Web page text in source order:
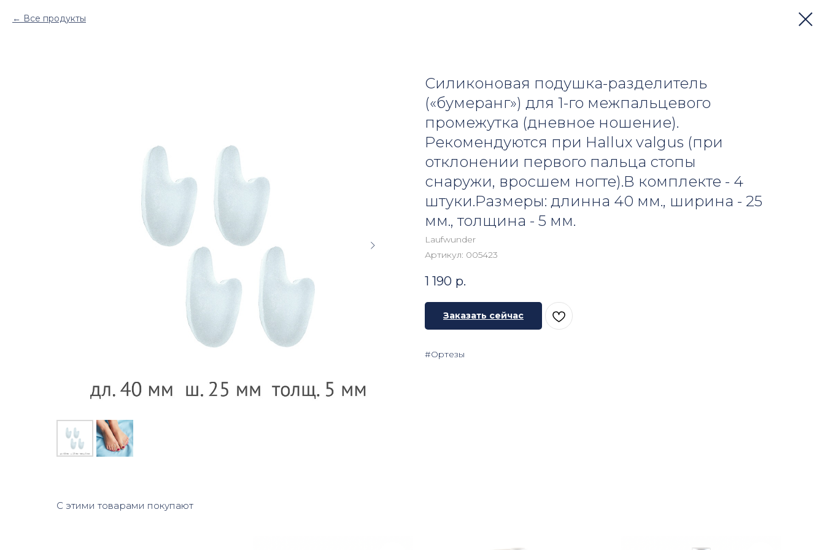
Все продукты
Силиконовая подушка-разделитель
(«бумеранг») для 1-го межпальцевого
промежутка (дневное ношение).
Рекомендуются при Hallux valgus (при
отклонении первого пальца стопы
снаружи, вросшем ногте).В комплекте - 4
штуки.Размеры: длинна 40 мм., ширина - 25
мм., толщина - 5 мм.
Laufwunder
Артикул: 005423
1 190 р.
Заказать сейчас
#Ортезы
С этими товарами покупают